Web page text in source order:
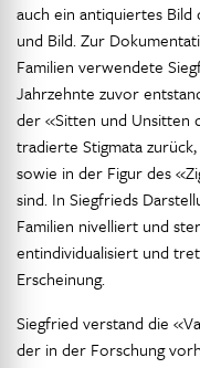
auch ein antiquiertes
und Bild. Zur
Familien verwendete
Jahrzehnte zuvor
der «Sitten und Unsitten
tradierte Stigmata
sowie in der Figur des
sind. In Siegfrieds
Familien nivelliert und
entindividualisiert und
Erscheinung.
Siegfried verstand die
der in der Forschung